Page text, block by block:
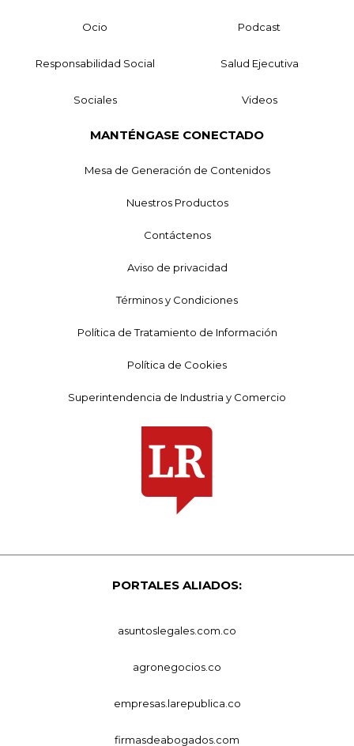
Ocio Podcast
Responsabilidad Social Salud Ejecutiva
Sociales Videos
MANTÉNGASE CONECTADO
Mesa de Generación de Contenidos
Nuestros Productos
Contáctenos
Aviso de privacidad
Términos y Condiciones
Política de Tratamiento de Información
Política de Cookies
Superintendencia de Industria y Comercio
PORTALES ALIADOS:
asuntoslegales.com.co
agronegocios.co
empresas.larepublica.co
firmasdeabogados.com